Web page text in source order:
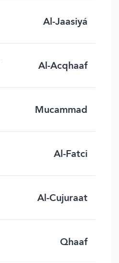
Al-Jaasiyá
Al-Acqhaaf
Mucammad
Al-Fatci
Al-Cujuraat
Qhaaf